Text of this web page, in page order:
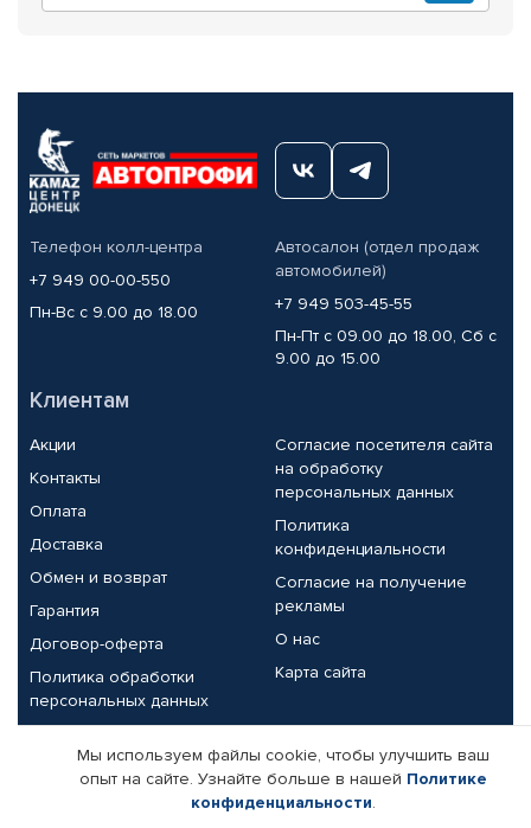
Телефон колл-центра
+7 949 00-00-550
Пн-Вс с 9.00 до 18.00
Автосалон (отдел продаж
автомобилей)
+7 949 503-45-55
Пн-Пт с 09.00 до 18.00, Сб с
9.00 до 15.00
Клиентам
Акции
Контакты
Оплата
Доставка
Обмен и возврат
Гарантия
Договор-оферта
Политика обработки
персональных данных
Согласие посетителя сайта
на обработку
персональных данных
Политика
конфиденциальности
Согласие на получение
рекламы
О нас
Карта сайта
Партнерам
Корпоративным клиентам
Реквизиты компании
Мы используем файлы cookie, чтобы улучшить ваш
опыт на сайте. Узнайте больше в нашей Политике
конфиденциальности.